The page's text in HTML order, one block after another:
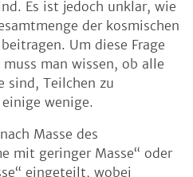
Es ist jedoch unklar, wie
der kosmischen
Um diese Frage
man wissen, ob alle
sind, Teilchen zu
wenige.
Masse des
mit geringer Masse“ oder
eingeteilt, wobei